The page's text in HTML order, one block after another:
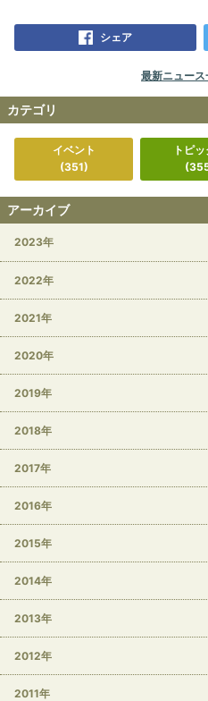
シェア
最新ニュース
カテゴリ
イベント
(351)
トピ
アーカイブ
2023年
2022年
2021年
2020年
2019年
2018年
2017年
2016年
2015年
2014年
2013年
2012年
2011年